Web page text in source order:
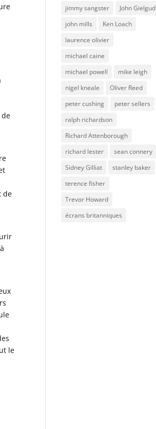
de
le
jimmy sangster
John Gielgud
john mills
Ken Loach
laurence olivier
michael caine
michael powell
mike leigh
nigel kneale
Oliver Reed
peter cushing
peter sellers
ralph richardson
Richard Attenborough
richard lester
sean connery
Sidney Gilliat
stanley baker
terence fisher
Trevor Howard
écrans britanniques